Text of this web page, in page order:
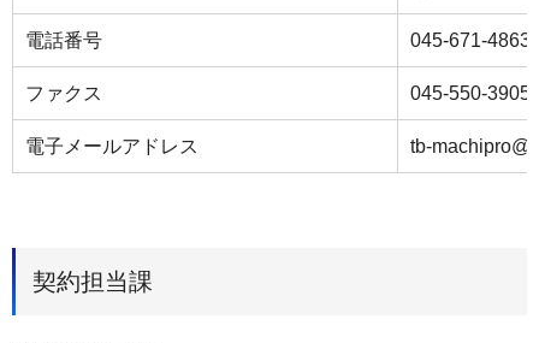
電話番号 045-671-4863
ファクス 045-550-3905
電子メールアドレス tb-
契約担当課